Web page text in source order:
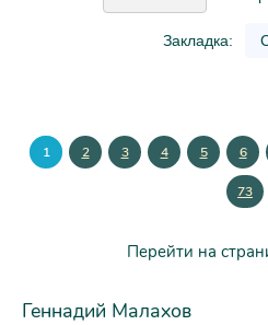
Закладка:
1 2 3 4 5 6
73
Перейти на
Геннадий Малахов